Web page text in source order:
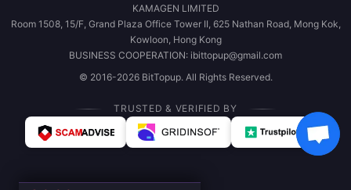
KAMAGEN LIMITED
Room 1508, 15/F, Grand Plaza Office Tower II, 625 Nathan Road, Mong Kok,
Kowloon, Hong Kong
BUSINESS COOPERATION: ibittopup@gmail.com
© 2016-2026 BitTopup. All Rights Reserved.
TRUSTED & VERIFIED BY